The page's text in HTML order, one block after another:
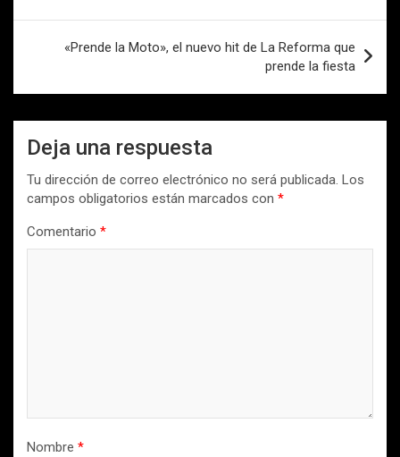
entradas
«Prende la Moto», el nuevo hit de La Reforma que
prende la fiesta
Deja una respuesta
Tu dirección de correo electrónico no será publicada. Los
campos obligatorios están marcados con *
Comentario *
Nombre *